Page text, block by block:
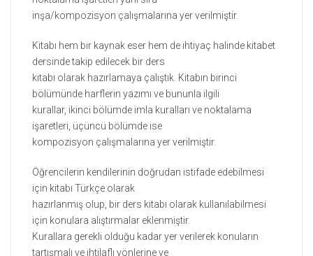
inşa/kompozisyon çalışmalarına yer verilmiştir.
Kitabı hem bir kaynak eser hem de ihtiyaç halinde kitabet
dersinde takip edilecek bir ders
kitabı olarak hazırlamaya çalıştık. Kitabın birinci
bölümünde harflerin yazımı ve bununla ilgili
kurallar, ikinci bölümde imla kuralları ve noktalama
işaretleri, üçüncü bölümde ise
kompozisyon çalışmalarına yer verilmiştir.
Öğrencilerin kendilerinin doğrudan istifade edebilmesi
için kitabı Türkçe olarak
hazırlanmış olup, bir ders kitabı olarak kullanılabilmesi
için konulara alıştırmalar eklenmiştir.
Kurallara gerekli olduğu kadar yer verilerek konuların
tartışmalı ve ihtilaflı yönlerine ve